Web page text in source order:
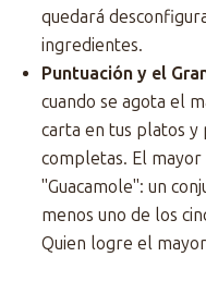
quedará
ingredientes.
Puntuación y el
cuando se agota el
carta en tus platos
completas. El mayor
"Guacamole": un
menos uno de los
Quien logre el